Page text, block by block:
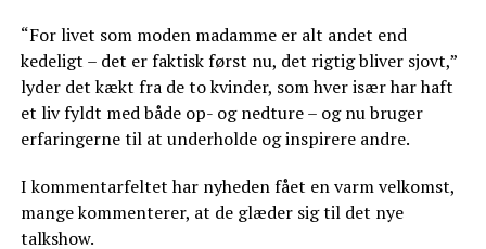
“For livet som moden madamme er alt andet end
kedeligt – det er faktisk først nu, det rigtig bliver sjovt,”
lyder det kækt fra de to kvinder, som hver især har haft
et liv fyldt med både op- og nedture – og nu bruger
erfaringerne til at underholde og inspirere andre.
I kommentarfeltet har nyheden fået en varm velkomst,
mange kommenterer, at de glæder sig til det nye
talkshow.